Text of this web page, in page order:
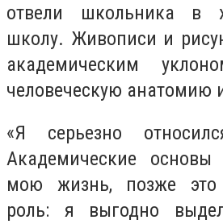
отвели школьника в
школу. Живописи и
академическим
человеческую анатомию
«Я серьезно
Академические
мою жизнь, позже
роль: я выгодно